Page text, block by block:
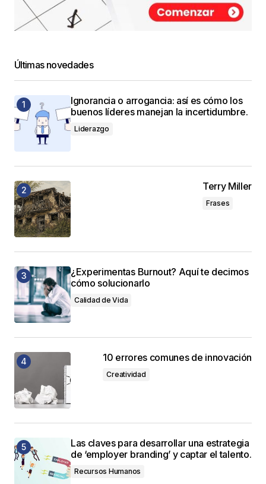
Últimas novedades
Ignorancia o arrogancia: así es cómo los
buenos líderes manejan la incertidumbre.
Liderazgo
Terry Miller
Frases
¿Experimentas Burnout? Aquí te decimos
cómo solucionarlo
Calidad de Vida
10 errores comunes de innovación
Creatividad
Las claves para desarrollar una estrategia
de ‘employer branding’ y captar el talento.
Recursos Humanos